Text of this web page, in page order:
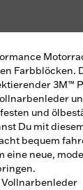
Farbblöcken.
3M™
und
Du mit
bequem
eine neue,
Vollnarbenleder